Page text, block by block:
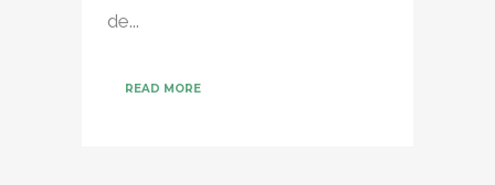
de...
READ MORE